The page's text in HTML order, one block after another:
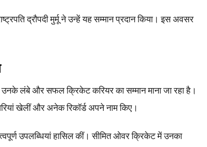
द्रौपदी मुर्मू ने उन्हें यह सम्मान प्रदान किया। इस अवसर
लंबे और सफल क्रिकेट करियर का सम्मान माना जा रहा है।
खेलीं और अनेक रिकॉर्ड अपने नाम किए।
उपलब्धियां हासिल कीं। सीमित ओवर क्रिकेट में उनका